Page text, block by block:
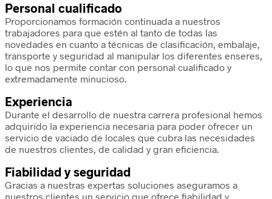
Personal cualificado
Proporcionamos formación continuada a nuestros
trabajadores para que estén al tanto de todas las
novedades en cuanto a técnicas de clasificación, embalaje,
transporte y seguridad al manipular los diferentes enseres,
lo que nos permite contar con personal cualificado y
extremadamente minucioso.
Experiencia
Durante el desarrollo de nuestra carrera profesional hemos
adquirido la experiencia necesaria para poder ofrecer un
servicio de vaciado de locales que cubra las necesidades
de nuestros clientes, de calidad y gran eficiencia.
Fiabilidad y seguridad
Gracias a nuestras expertas soluciones aseguramos a
nuestros clientes un servicio que ofrece fiabilidad y